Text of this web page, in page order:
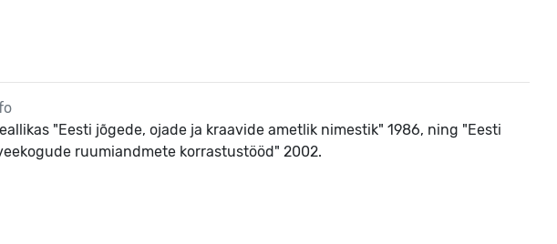
"Eesti jõgede, ojade ja kraavide ametlik nimestik" 1986, ning "Eesti
ruumiandmete korrastustööd" 2002.